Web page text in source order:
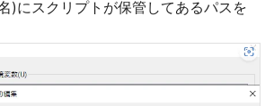
)にスクリプトが保管してあるパスを